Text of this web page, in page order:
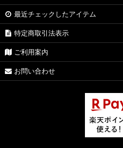
最近チェックしたアイテム
特定商取引法表示
ご利用案内
お問い合わせ